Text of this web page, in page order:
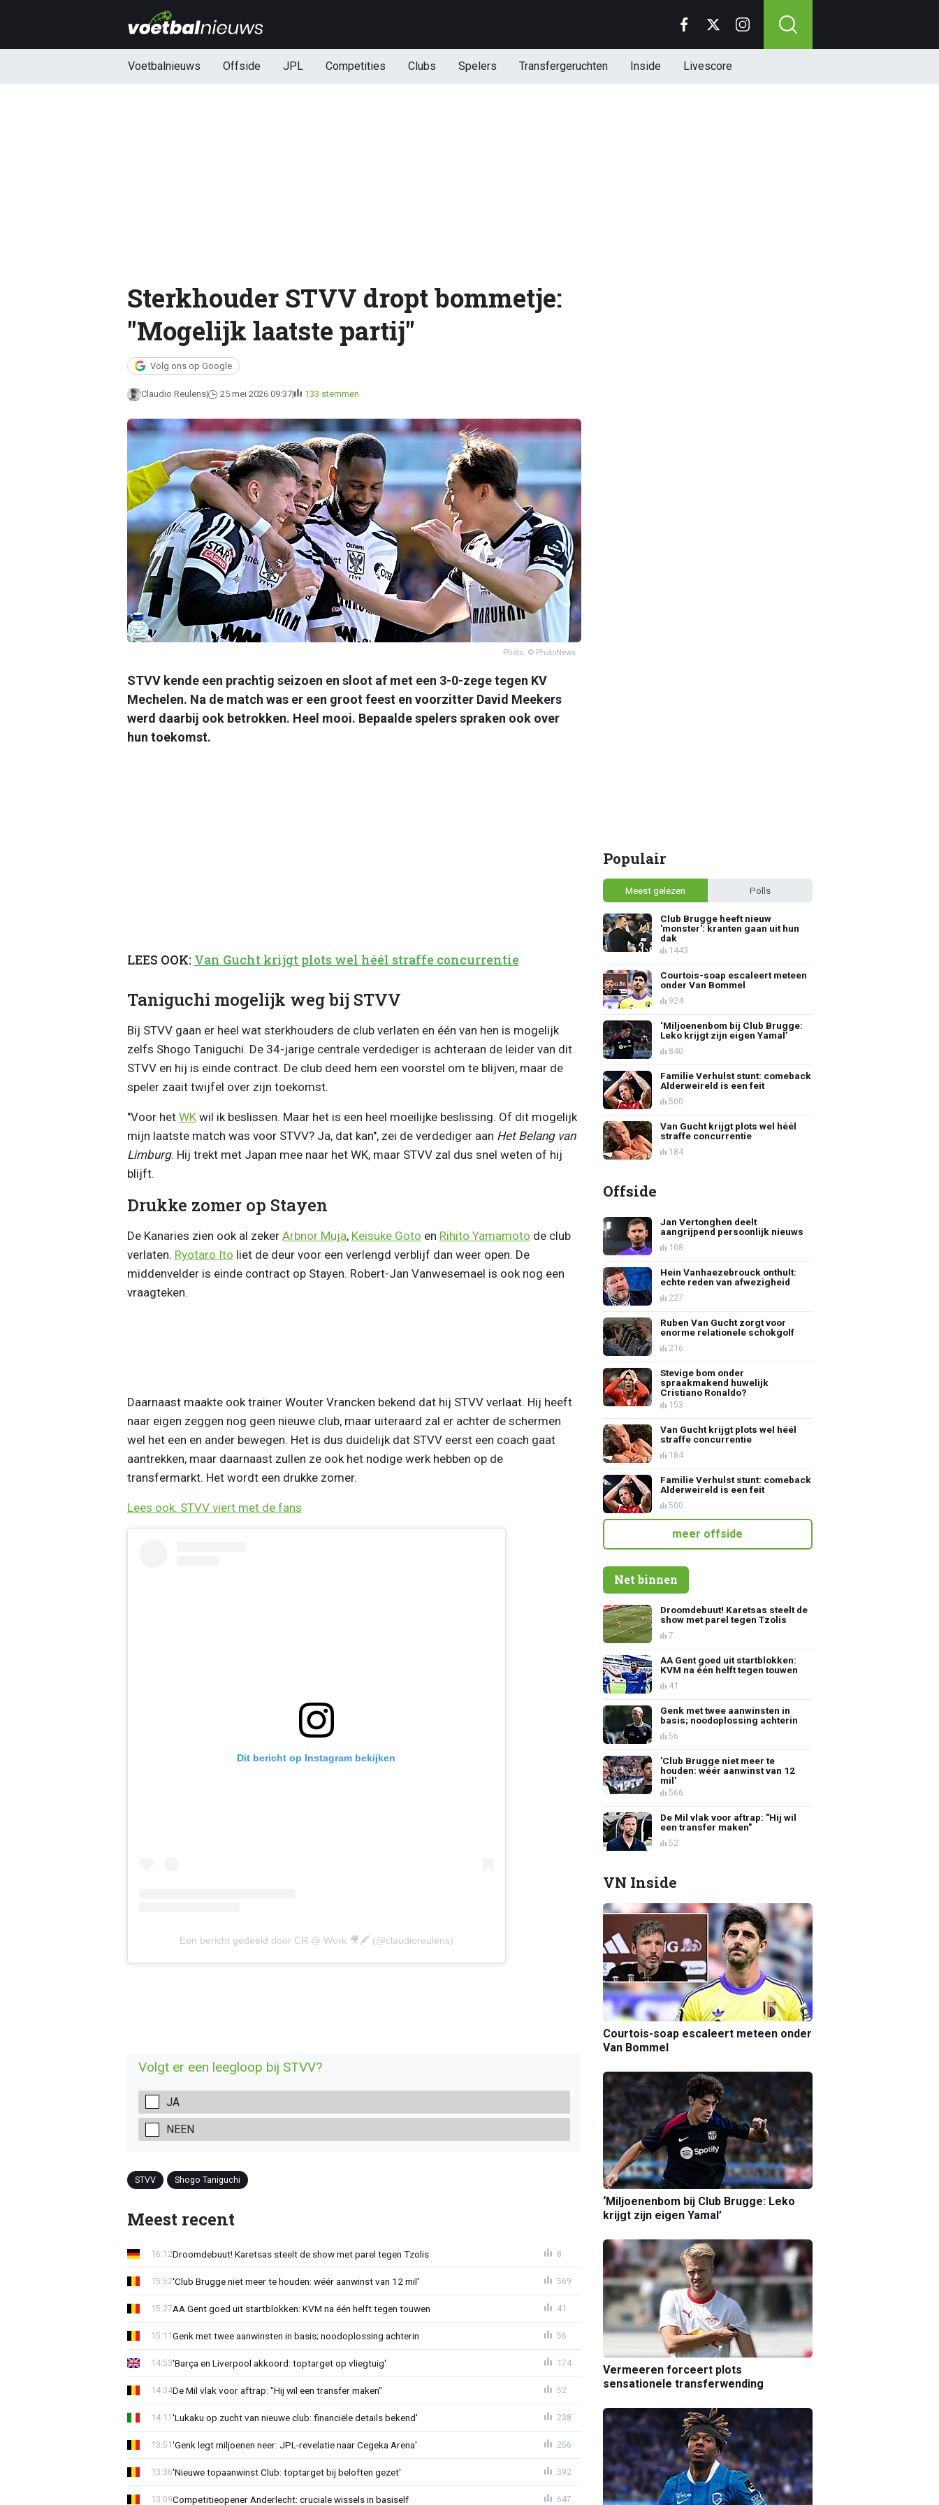
Voetbalnieuws Offside JPL Competities Clubs Spelers Transfergeruchten Inside Livescore
Sterkhouder STVV dropt bommetje:
"Mogelijk laatste partij"
Volg ons op Google
Claudio Reulens 25 mei 2026 09:37 133 stemmen
Photo: © PhotoNews
STVV kende een prachtig seizoen en sloot af met een 3-0-zege tegen KV
Mechelen. Na de match was er een groot feest en voorzitter David Meekers
werd daarbij ook betrokken. Heel mooi. Bepaalde spelers spraken ook over
hun toekomst.
LEES OOK: Van Gucht krijgt plots wel héél straffe concurrentie
Taniguchi mogelijk weg bij STVV
Bij STVV gaan er heel wat sterkhouders de club verlaten en één van hen is mogelijk
zelfs Shogo Taniguchi. De 34-jarige centrale verdediger is achteraan de leider van dit
STVV en hij is einde contract. De club deed hem een voorstel om te blijven, maar de
speler zaait twijfel over zijn toekomst.
"Voor het WKwil ik beslissen. Maar het is een heel moeilijke beslissing. Of dit mogelijk
mijn laatste match was voor STVV? Ja, dat kan", zei de verdediger aan Het Belang van
Limburg. Hij trekt met Japan mee naar het WK, maar STVV zal dus snel weten of hij
blijft.
Drukke zomer op Stayen
De Kanaries zien ook al zeker Arbnor Muja, Keisuke Goto en Rihito Yamamoto de club
verlaten. Ryotaro Ito liet de deur voor een verlengd verblijf dan weer open. De
middenvelder is einde contract op Stayen. Robert-Jan Vanwesemael is ook nog een
vraagteken.
Daarnaast maakte ook trainer Wouter Vrancken bekend dat hij STVV verlaat. Hij heeft
naar eigen zeggen nog geen nieuwe club, maar uiteraard zal er achter de schermen
wel het een en ander bewegen. Het is dus duidelijk dat STVV eerst een coach gaat
aantrekken, maar daarnaast zullen ze ook het nodige werk hebben op de
transfermarkt. Het wordt een drukke zomer.
Lees ook: STVV viert met de fans
Dit bericht op Instagram bekijken
Een bericht gedeeld door CR @ Work 🎥🖋️ (@claudioreulens)
Volgt er een leegloop bij STVV?
JA
NEEN
STVV Shogo Taniguchi
Meest recent
Droomdebuut! Karetsas steelt de show met parel tegen Tzolis
16:12 8
'Club Brugge niet meer te houden: wéér aanwinst van 12 mil'
15:52 569
AA Gent goed uit startblokken: KVM na één helft tegen touwen
15:27 41
Genk met twee aanwinsten in basis; noodoplossing achterin
15:11 56
'Barça en Liverpool akkoord: toptarget op vliegtuig'
14:53 174
De Mil vlak voor aftrap: "Hij wil een transfer maken"
14:34 52
'Lukaku op zucht van nieuwe club: financiële details bekend'
14:11 238
'Genk legt miljoenen neer: JPL-revelatie naar Cegeka Arena'
13:51 256
'Nieuwe topaanwinst Club: toptarget bij beloften gezet'
13:36 392
Competitieopener Anderlecht: cruciale wissels in basiself
13:09 647
Populair
Meest gelezen Polls
Club Brugge heeft nieuw
'monster': kranten gaan uit hun
dak
1443
Courtois-soap escaleert meteen
onder Van Bommel
924
‘Miljoenenbom bij Club Brugge:
Leko krijgt zijn eigen Yamal’
840
Familie Verhulst stunt: comeback
Alderweireld is een feit
500
Van Gucht krijgt plots wel héél
straffe concurrentie
184
Offside
Jan Vertonghen deelt
aangrijpend persoonlijk nieuws
108
Hein Vanhaezebrouck onthult:
echte reden van afwezigheid
227
Ruben Van Gucht zorgt voor
enorme relationele schokgolf
216
Stevige bom onder
spraakmakend huwelijk
Cristiano Ronaldo?
153
Van Gucht krijgt plots wel héél
straffe concurrentie
184
Familie Verhulst stunt: comeback
Alderweireld is een feit
500
meer offside
Net binnen
Droomdebuut! Karetsas steelt de
show met parel tegen Tzolis
7
AA Gent goed uit startblokken:
KVM na één helft tegen touwen
41
Genk met twee aanwinsten in
basis; noodoplossing achterin
56
'Club Brugge niet meer te
houden: wéér aanwinst van 12
mil'
566
De Mil vlak voor aftrap: "Hij wil
een transfer maken"
52
VN Inside
Courtois-soap escaleert meteen onder
Van Bommel
‘Miljoenenbom bij Club Brugge: Leko
krijgt zijn eigen Yamal’
Vermeeren forceert plots
sensationele transferwending